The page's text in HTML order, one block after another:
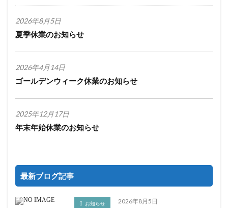
2026年8月5日
夏季休業のお知らせ
2026年4月14日
ゴールデンウィーク休業のお知らせ
2025年12月17日
年末年始休業のお知らせ
最新ブログ記事
お知らせ 2026年8月5日